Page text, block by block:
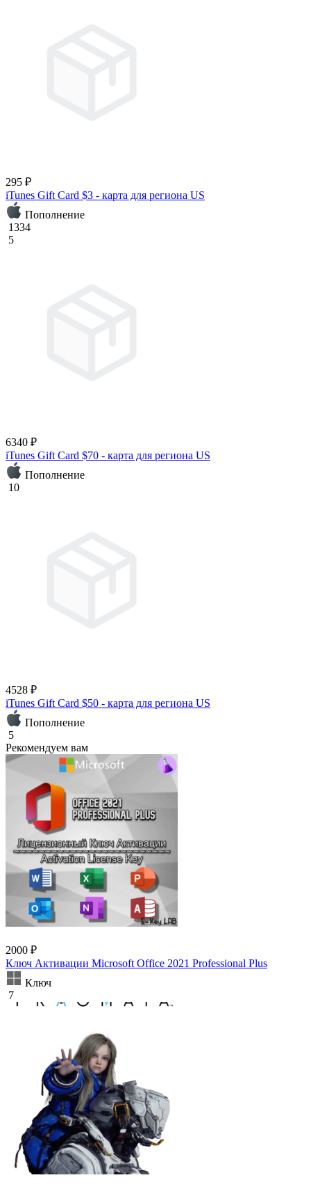
295 ₽
iTunes Gift Card $3 - карта для региона US
Пополнение
1334
5
6340 ₽
iTunes Gift Card $70 - карта для региона US
Пополнение
10
4528 ₽
iTunes Gift Card $50 - карта для региона US
Пополнение
5
Рекомендуем вам
2000 ₽
Ключ Активации Microsoft Office 2021 Professional Plus
Ключ
7